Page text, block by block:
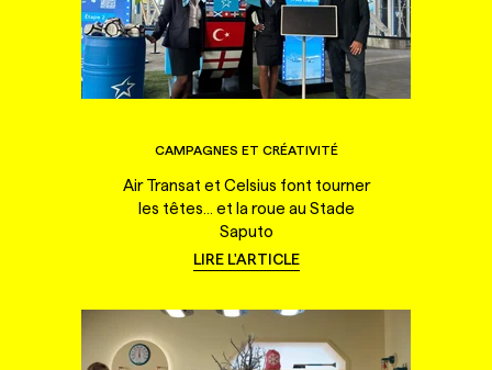
CAMPAGNES ET CRÉATIVITÉ
Air Transat et Celsius font tourner
les têtes... et la roue au Stade
Saputo
LIRE L'ARTICLE